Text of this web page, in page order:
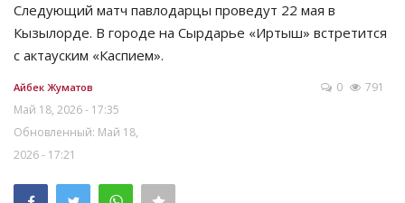
Следующий матч павлодарцы проведут 22 мая в
Кызылорде. В городе на Сырдарье «Иртыш» встретится
с актауским «Каспием».
Айбек Жуматов
Май 18, 2026 - 17:35
Обновленный: Май 18,
2026 - 17:21
0 791